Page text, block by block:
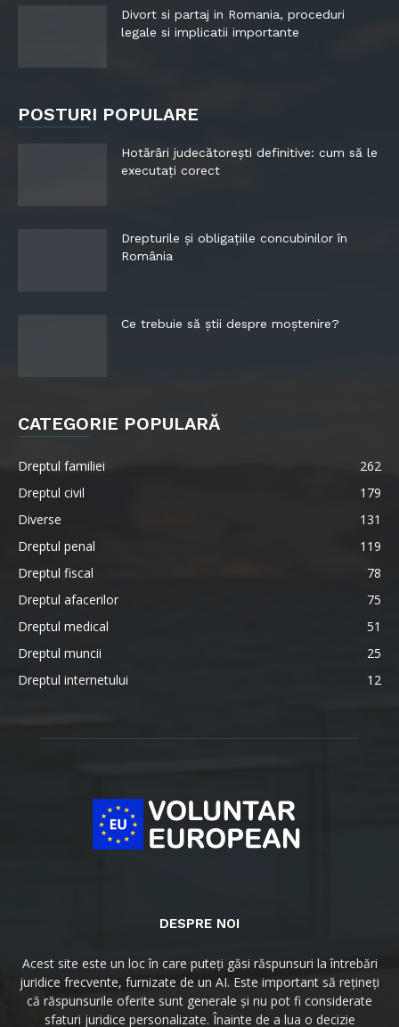
Divort si partaj in Romania, proceduri
legale si implicatii importante
POSTURI POPULARE
Hotărâri judecătorești definitive: cum să le
executați corect
Drepturile și obligațiile concubinilor în
România
Ce trebuie să știi despre moștenire?
CATEGORIE POPULARĂ
Dreptul familiei
262
Dreptul civil
179
Diverse
131
Dreptul penal
119
Dreptul fiscal
78
Dreptul afacerilor
75
Dreptul medical
51
Dreptul muncii
25
Dreptul internetului
12
DESPRE NOI
Acest site este un loc în care puteți găsi răspunsuri la întrebări
juridice frecvente, furnizate de un AI. Este important să rețineți
că răspunsurile oferite sunt generale și nu pot fi considerate
sfaturi juridice personalizate. Înainte de a lua o decizie